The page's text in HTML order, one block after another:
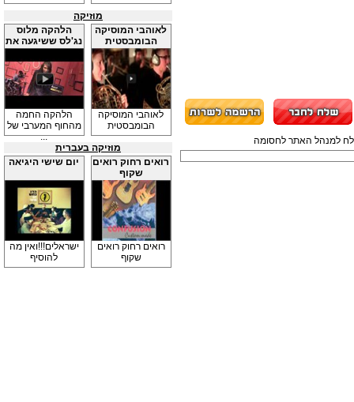
מוזיקה
הלהקה מלוס
נג'לס ששיגעה את
...
הלהקה החמה
מהחוף המערבי של
...
לאוהבי המוסיקה
הבומבסטית
לאוהבי המוסיקה
הבומבסטית
מוזיקה בעברית
יום שישי היגיאה
ישראלים!!!ואין מה
להוסיף
רואים רחוק רואים
שקוף
רואים רחוק רואים
שקוף
למנהל האתר לחסומה